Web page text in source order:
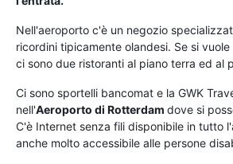
Nell'aeroporto c'è un negozio
ricordini tipicamente olandesi. Se si
ci sono due ristoranti al piano terra ed al
Ci sono sportelli bancomat e la GWK
nell'Aeroporto di Rotterdam dove si
C'è Internet senza fili disponibile in tutto
anche molto accessibile alle persone